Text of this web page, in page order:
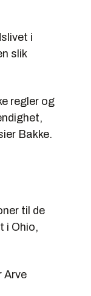
i
slik
regler og
Bakke.
til de
i Ohio,
Arve